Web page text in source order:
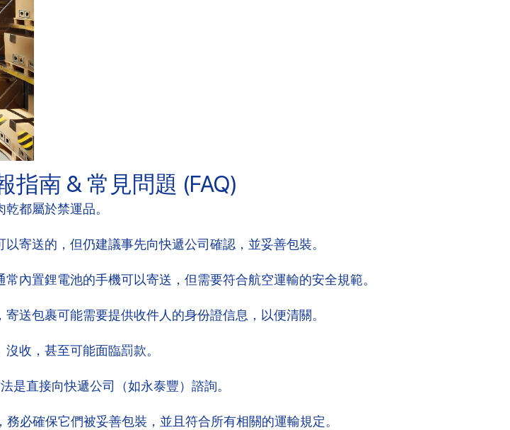
南 & 常見問題 (FAQ)
都屬於禁運品。
寄送的，但仍建議事先向快遞公司確認，並妥善包裝。
內置鋰電池的手機可以寄送，但需要符合航空運輸的安全規範。
送包裹可能需要提供收件人的身份證信息，以便清關。
收，甚至可能面臨罰款。
是直接向快遞公司（如永泰豐）諮詢。
必確保它們被妥善包裝，並且符合所有相關的運輸規定。